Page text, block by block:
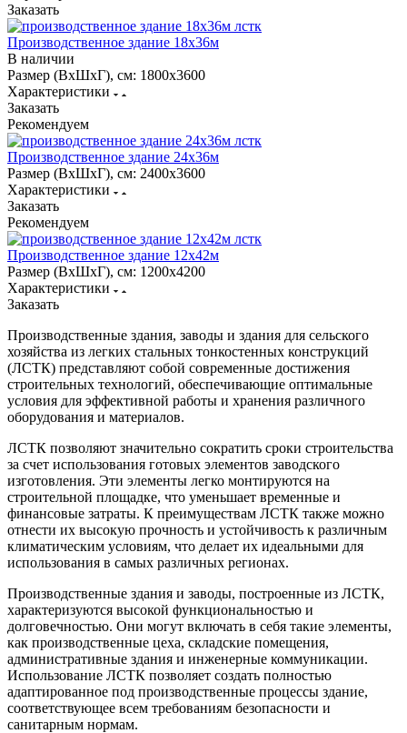
Заказать
Производственное здание 18х36м
В наличии
Размер (ВхШхГ), см: 1800х3600
Характеристики
Заказать
Рекомендуем
Производственное здание 24х36м
Размер (ВхШхГ), см: 2400х3600
Характеристики
Заказать
Рекомендуем
Производственное здание 12х42м
Размер (ВхШхГ), см: 1200х4200
Характеристики
Заказать
Производственные здания, заводы и здания для сельского
хозяйства из легких стальных тонкостенных конструкций
(ЛСТК) представляют собой современные достижения
строительных технологий, обеспечивающие оптимальные
условия для эффективной работы и хранения различного
оборудования и материалов.
ЛСТК позволяют значительно сократить сроки строительства
за счет использования готовых элементов заводского
изготовления. Эти элементы легко монтируются на
строительной площадке, что уменьшает временные и
финансовые затраты. К преимуществам ЛСТК также можно
отнести их высокую прочность и устойчивость к различным
климатическим условиям, что делает их идеальными для
использования в самых различных регионах.
Производственные здания и заводы, построенные из ЛСТК,
характеризуются высокой функциональностью и
долговечностью. Они могут включать в себя такие элементы,
как производственные цеха, складские помещения,
административные здания и инженерные коммуникации.
Использование ЛСТК позволяет создать полностью
адаптированное под производственные процессы здание,
соответствующее всем требованиям безопасности и
санитарным нормам.